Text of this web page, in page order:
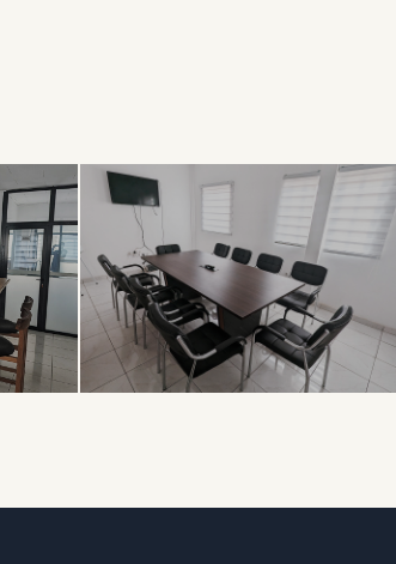
Réunion